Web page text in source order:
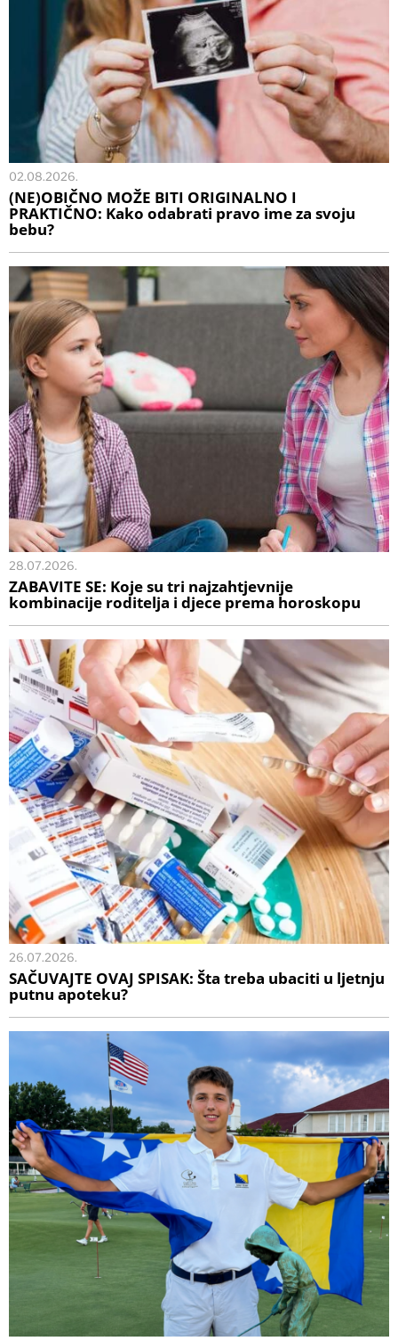
02.08.2026.
(NE)OBIČNO MOŽE BITI ORIGINALNO I
PRAKTIČNO: Kako odabrati pravo ime za svoju
bebu?
28.07.2026.
ZABAVITE SE: Koje su tri najzahtjevnije
kombinacije roditelja i djece prema horoskopu
26.07.2026.
SAČUVAJTE OVAJ SPISAK: Šta treba ubaciti u ljetnju
putnu apoteku?